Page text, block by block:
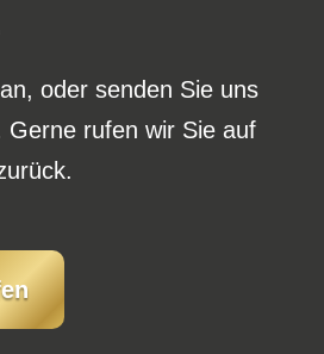
oder senden Sie uns
Gerne rufen wir Sie auf